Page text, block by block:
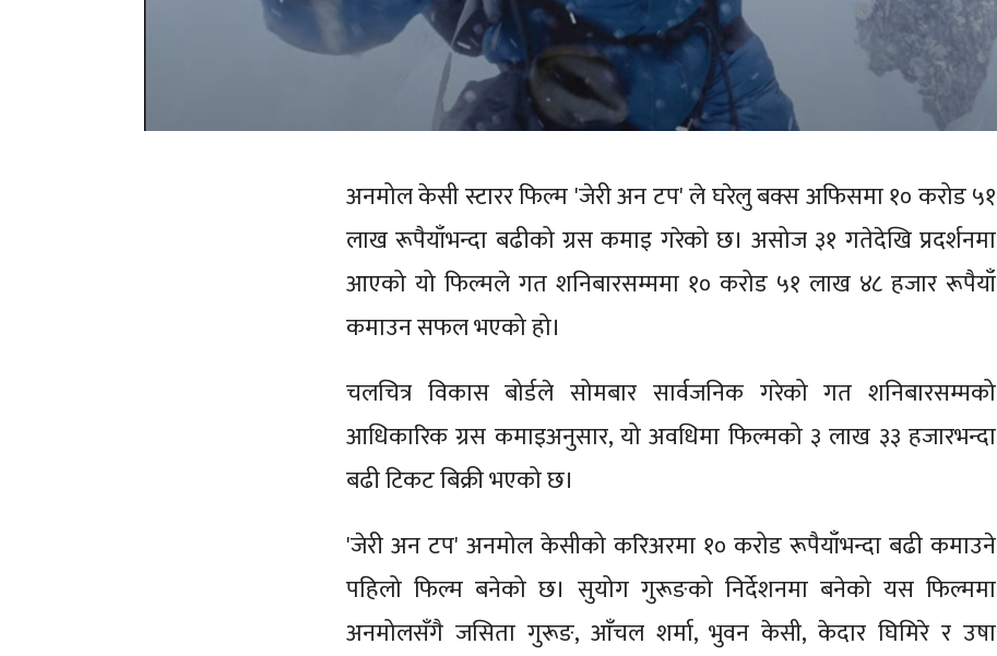
अनमोल केसी स्टारर फिल्म 'जेरी अन टप' ले घरेलु बक्स अफिसमा १० करोड ५१
लाख रूपैयाँभन्दा बढीको ग्रस कमाइ गरेको छ। असोज ३१ गतेदेखि प्रदर्शनमा
आएको यो फिल्मले गत शनिबारसम्ममा १० करोड ५१ लाख ४८ हजार रूपैयाँ
कमाउन सफल भएको हो।
चलचित्र विकास बोर्डले सोमबार सार्वजनिक गरेको गत शनिबारसम्मको
आधिकारिक ग्रस कमाइअनुसार, यो अवधिमा फिल्मको ३ लाख ३३ हजारभन्दा
बढी टिकट बिक्री भएको छ।
'जेरी अन टप' अनमोल केसीको करिअरमा १० करोड रूपैयाँभन्दा बढी कमाउने
पहिलो फिल्म बनेको छ। सुयोग गुरूङको निर्देशनमा बनेको यस फिल्ममा
अनमोलसँगै जसिता गुरूङ, आँचल शर्मा, भुवन केसी, केदार घिमिरे र उषा